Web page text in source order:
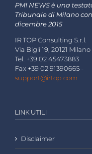
PMI NEWS è una
Tribunale di Milano
dicembre 2015
IR TOP Consulting S.r.l.
Via Bigli 19, 20121 Milano
Tel. +39 02 45473883
Fax +39 02 91390665 -
support@irtop.com
LINK UTILI
Disclaimer